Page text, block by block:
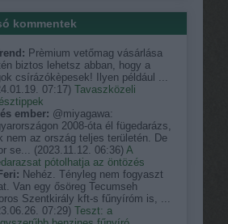
kommentek
Prèmium vetőmag vásárlása
biztos lehetsz abban, hogy a
csírázókèpesek! Ilyen például ...
07:17) Tavaszközeli
ember: @miyagawa:
2008-óta él fügedarázs,
nem az ország teljes területén. De
se... (2023.11.12. 06:36) A
pótolhatja az öntözés
Nehéz. Tényleg nem fogyaszt
Van egy ősöreg Tecumseh
Szentkirály kft-s fűnyíróm is, ...
07:29) Teszt: a